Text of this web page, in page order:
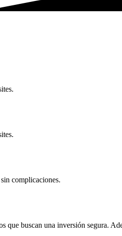
complicaciones.
buscan una inversión segura.